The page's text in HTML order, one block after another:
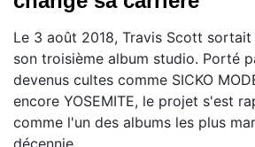
Le 3 août 2018, Travis Scott sortait
son troisième album studio. Porté
devenus cultes comme SICKO
encore YOSEMITE, le projet s'est
comme l'un des albums les plus
décennie.